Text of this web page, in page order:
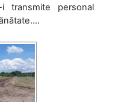
transmite personal